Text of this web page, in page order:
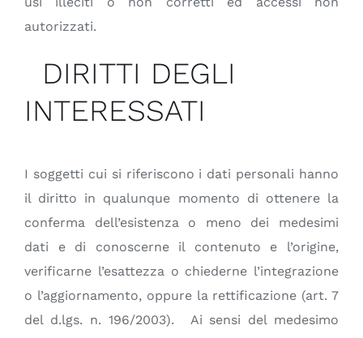
autorizzati.
DIRITTI DEGLI
INTERESSATI
I soggetti cui si riferiscono i dati personali hanno
il diritto in qualunque momento di ottenere la
conferma dell’esistenza o meno dei medesimi
dati e di conoscerne il contenuto e l’origine,
verificarne l’esattezza o chiederne l’integrazione
o l’aggiornamento, oppure la rettificazione (art. 7
del d.lgs. n. 196/2003). Ai sensi del medesimo